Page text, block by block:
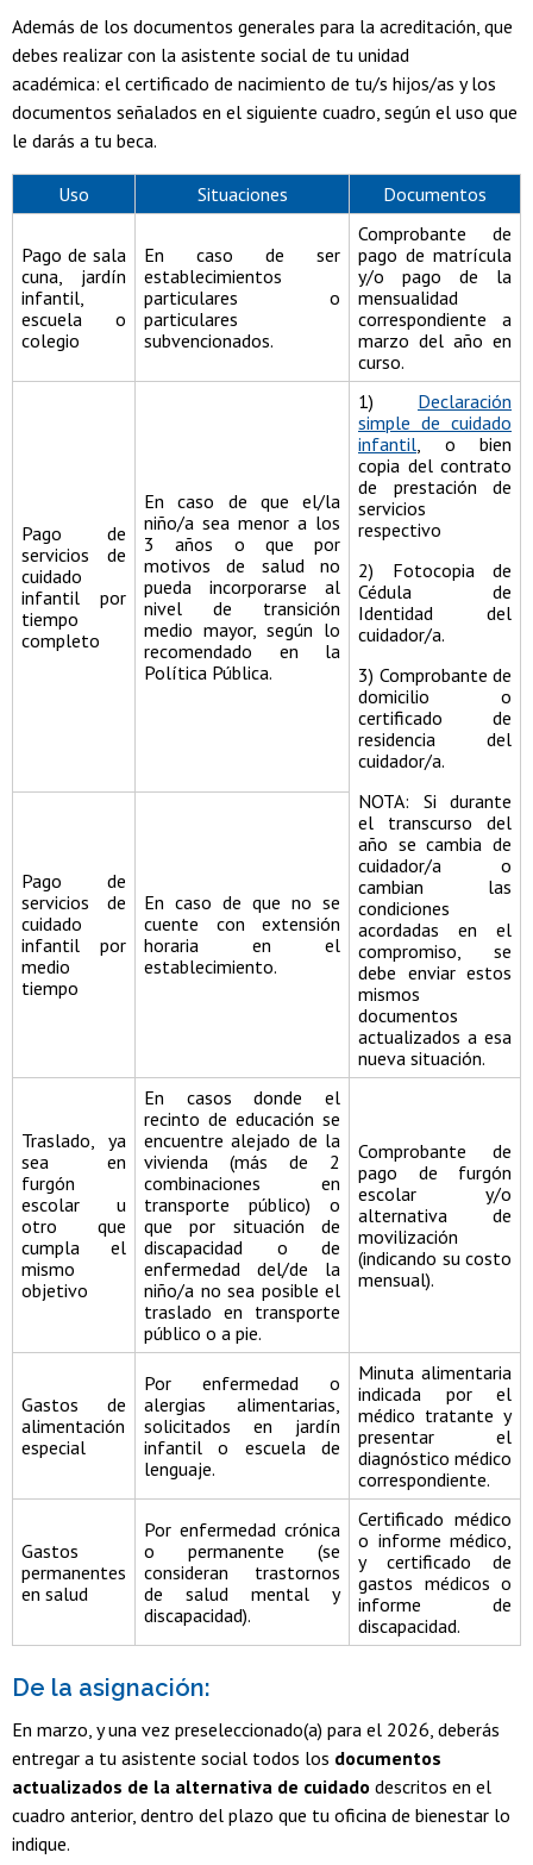
Además de los documentos generales para la acreditación, que
debes realizar con la asistente social de tu unidad
académica: el certificado de nacimiento de tu/s hijos/as y los
documentos señalados en el siguiente cuadro, según el uso que
le darás a tu beca.
Uso Situaciones Documentos
Pago de sala
cuna, jardín
infantil,
escuela o
colegio
En caso de ser
establecimientos
particulares o
particulares
subvencionados.
Comprobante de
pago de matrícula
y/o pago de la
mensualidad
correspondiente a
marzo del año en
curso.
Pago de
servicios de
cuidado
infantil por
tiempo
completo
En caso de que el/la
niño/a sea menor a los
3 años o que por
motivos de salud no
pueda incorporarse al
nivel de transición
medio mayor, según lo
recomendado en la
Política Pública.
1) Declaración
simple de cuidado
infantil, o bien
copia del contrato
de prestación de
servicios
respectivo
2) Fotocopia de
Cédula de
Identidad del
cuidador/a.
3) Comprobante de
domicilio o
certificado de
residencia del
cuidador/a.
NOTA: Si durante
el transcurso del
año se cambia de
cuidador/a o
cambian las
condiciones
acordadas en el
compromiso, se
debe enviar estos
mismos
documentos
actualizados a esa
nueva situación.
Pago de
servicios de
cuidado
infantil por
medio
tiempo
En caso de que no se
cuente con extensión
horaria en el
establecimiento.
Traslado, ya
sea en
furgón
escolar u
otro que
cumpla el
mismo
objetivo
En casos donde el
recinto de educación se
encuentre alejado de la
vivienda (más de 2
combinaciones en
transporte público) o
que por situación de
discapacidad o de
enfermedad del/de la
niño/a no sea posible el
traslado en transporte
público o a pie.
Comprobante de
pago de furgón
escolar y/o
alternativa de
movilización
(indicando su costo
mensual).
Gastos de
alimentación
especial
Por enfermedad o
alergias alimentarias,
solicitados en jardín
infantil o escuela de
lenguaje.
Minuta alimentaria
indicada por el
médico tratante y
presentar el
diagnóstico médico
correspondiente.
Gastos
permanentes
en salud
Por enfermedad crónica
o permanente (se
consideran trastornos
de salud mental y
discapacidad).
Certificado médico
o informe médico,
y certificado de
gastos médicos o
informe de
discapacidad.
De la asignación:
En marzo, y una vez preseleccionado(a) para el 2026, deberás
entregar a tu asistente social todos los documentos
actualizados de la alternativa de cuidado descritos en el
cuadro anterior, dentro del plazo que tu oficina de bienestar lo
indique.